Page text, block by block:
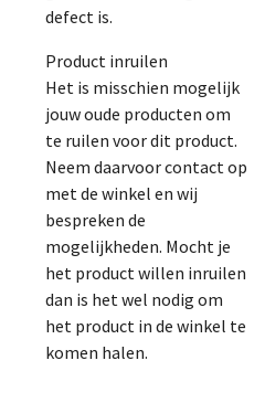
defect is.
Product inruilen
Het is misschien mogelijk
jouw oude producten om
te ruilen voor dit product.
Neem daarvoor contact op
met de winkel en wij
bespreken de
mogelijkheden. Mocht je
het product willen inruilen
dan is het wel nodig om
het product in de winkel te
komen halen.